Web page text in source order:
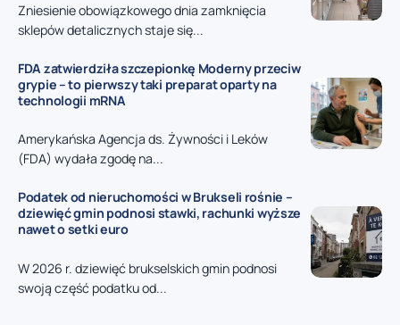
Zniesienie obowiązkowego dnia zamknięcia
sklepów detalicznych staje się...
FDA zatwierdziła szczepionkę Moderny przeciw
grypie – to pierwszy taki preparat oparty na
technologii mRNA
Amerykańska Agencja ds. Żywności i Leków
(FDA) wydała zgodę na...
Podatek od nieruchomości w Brukseli rośnie –
dziewięć gmin podnosi stawki, rachunki wyższe
nawet o setki euro
W 2026 r. dziewięć brukselskich gmin podnosi
swoją część podatku od...